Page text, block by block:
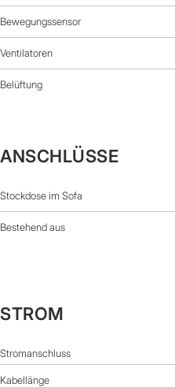
Bewegungssensor
Ventilatoren
Belüftung
ANSCHLÜSSE
Stockdose im Sofa
Bestehend aus
STROM
Stromanschluss
Kabellänge